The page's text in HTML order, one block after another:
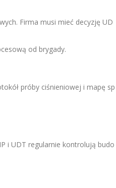
Firma musi mieć decyzję UD
od brygady.
próby ciśnieniowej i mapę sp
i UDT regularnie kontrolują budo